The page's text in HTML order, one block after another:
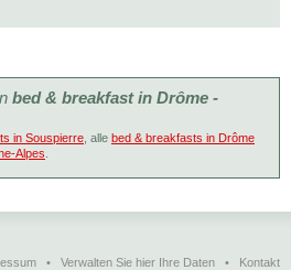
bed & breakfast in Drôme -
in Souspierre , alle bed & breakfasts in Drôme
Alpes
• Verwalten Sie hier Ihre Daten • Kontakt